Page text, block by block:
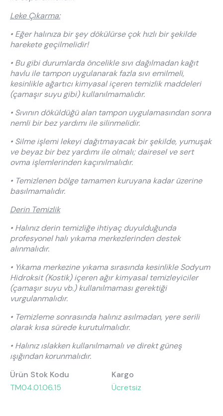
Leke Çıkarma:
• Eğer halınıza bir şey dökülürse çok hızlı bir şekilde
harekete geçilmelidir!
• Bu gibi durumlarda öncelikle sıvı dağılmadan kağıt
havlu ile tampon uygulanarak fazla sıvı emilmeli,
kesinlikle ağartıcı kimyasal içeren temizlik maddeleri
(çamaşır suyu gibi) kullanılmamalıdır.
• Sıvının döküldüğü alan tampon uygulamasından sonra
nemli bir bez yardımı ile silinmelidir.
• Silme işlemi lekeyi dağıtmayacak bir şekilde, yumuşak
ve beyaz bir bez yardımı ile olmalı; dairesel ve sert
ovma işlemlerinden kaçınılmalıdır.
• Temizlenen bölge tamamen kuruyana kadar üzerine
basılmamalıdır.
Derin Temizlik
• Halınız derin temizliğe ihtiyaç duyulduğunda
profesyonel halı yıkama merkezlerinden destek
alınmalıdır.
• Yıkama merkezine yıkama sırasında kesinlikle Sodyum
Hidroksit (Kostik) içeren ağır kimyasal temizleyiciler
(çamaşır suyu vb.) kullanılmaması gerektiği
vurgulanmalıdır.
• Temizleme sonrasında halınız asılmadan, yere serili
olarak kısa sürede kurutulmalıdır.
• Halınız ıslakken kullanılmamalı ve direkt güneş
ışığından korunmalıdır.
Ürün Stok Kodu
TM04.01.06.15
Kargo
Ücretsiz